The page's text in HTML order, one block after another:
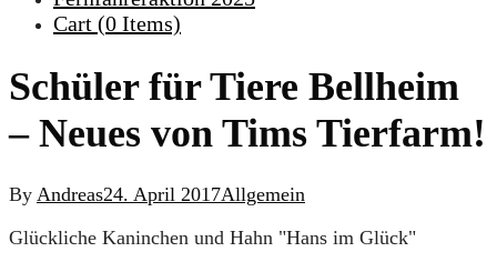
Cart (0 Items)
Schüler für Tiere Bellheim
– Neues von Tims Tierfarm!
By Andreas24. April 2017Allgemein
Glückliche Kaninchen und Hahn "Hans im Glück"